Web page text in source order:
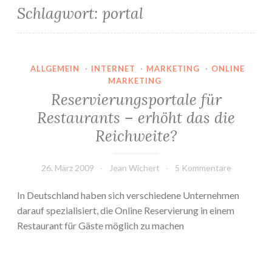
Schlagwort: portal
ALLGEMEIN · INTERNET · MARKETING · ONLINE
MARKETING
Reservierungsportale für
Restaurants – erhöht das die
Reichweite?
26. März 2009 Jean Wichert 5 Kommentare
In Deutschland haben sich verschiedene Unternehmen
darauf spezialisiert, die Online Reservierung in einem
Restaurant für Gäste möglich zu machen